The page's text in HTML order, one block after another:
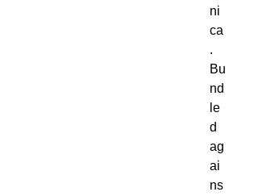
ni
ca
.
Bu
nd
le
d
ag
ai
ns